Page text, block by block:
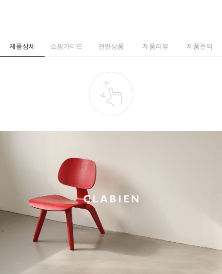
제품상세 쇼핑가이드 관련상품 제품리뷰 제품문의